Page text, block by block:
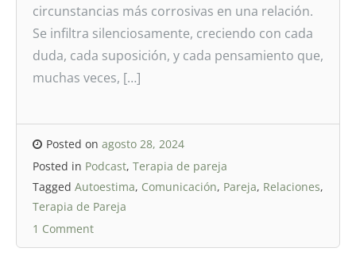
circunstancias más corrosivas en una relación.
Se infiltra silenciosamente, creciendo con cada
duda, cada suposición, y cada pensamiento que,
muchas veces, […]
Posted on agosto 28, 2024
Posted in Podcast, Terapia de pareja
Tagged Autoestima, Comunicación, Pareja, Relaciones,
Terapia de Pareja
1 Comment